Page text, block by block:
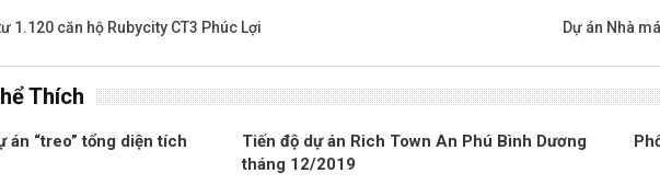
1.120 căn hộ Rubycity CT3 Phúc Lợi Dự án Nhà
Thích
án “treo” tổng diện tích
Tiến độ dự án Rich Town An Phú Bình Dương
tháng 12/2019